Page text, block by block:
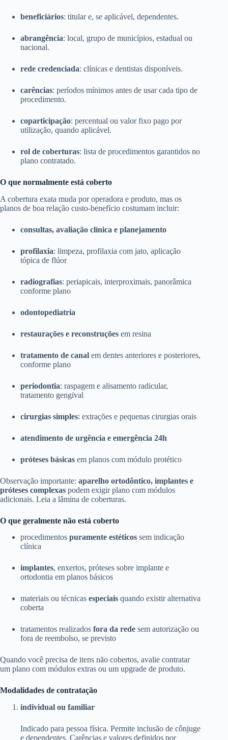
beneficiários: titular e, se aplicável, dependentes.
abrangência: local, grupo de municípios, estadual ou
nacional.
rede credenciada: clínicas e dentistas disponíveis.
carências: períodos mínimos antes de usar cada tipo de
procedimento.
coparticipação: percentual ou valor fixo pago por
utilização, quando aplicável.
rol de coberturas: lista de procedimentos garantidos no
plano contratado.
O que normalmente está coberto
A cobertura exata muda por operadora e produto, mas os
planos de boa relação custo-benefício costumam incluir:
consultas, avaliação clínica e planejamento
profilaxia: limpeza, profilaxia com jato, aplicação
tópica de flúor
radiografias: periapicais, interproximais, panorâmica
conforme plano
odontopediatria
restaurações e reconstruções em resina
tratamento de canal em dentes anteriores e posteriores,
conforme plano
periodontia: raspagem e alisamento radicular,
tratamento gengival
cirurgias simples: extrações e pequenas cirurgias orais
atendimento de urgência e emergência 24h
próteses básicas em planos com módulo protético
Observação importante: aparelho ortodôntico, implantes e
próteses complexas podem exigir plano com módulos
adicionais. Leia a lâmina de coberturas.
O que geralmente não está coberto
procedimentos puramente estéticos sem indicação
clínica
implantes, enxertos, próteses sobre implante e
ortodontia em planos básicos
materiais ou técnicas especiais quando existir alternativa
coberta
tratamentos realizados fora da rede sem autorização ou
fora de reembolso, se previsto
Quando você precisa de itens não cobertos, avalie contratar
um plano com módulos extras ou um upgrade de produto.
Modalidades de contratação
individual ou familiar
Indicado para pessoa física. Permite inclusão de cônjuge
e dependentes. Carências e valores definidos por